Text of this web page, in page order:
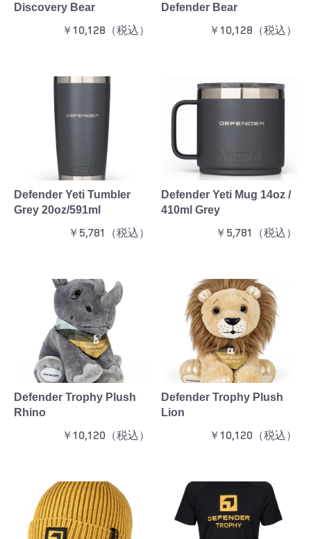
お買い物を続ける
Discovery Bear
￥10,128（税込）
Defender Bear
￥10,128（税込）
Defender Yeti Tumbler
Grey 20oz/591ml
￥5,781（税込）
Defender Yeti Mug 14oz /
410ml Grey
￥5,781（税込）
Defender Trophy Plush
Rhino
￥10,120（税込）
Defender Trophy Plush
Lion
￥10,120（税込）